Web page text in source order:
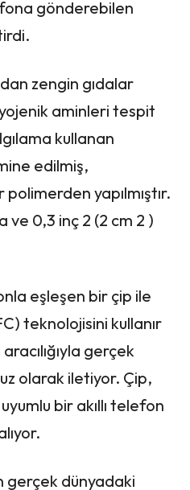
gönderebilen
zengin gıdalar
aminleri tespit
kullanan
edilmiş,
yapılmıştır.
ve 0,3 inç 2 (2 cm 2 )
eşleşen bir çip ile
teknolojisini kullanır
gerçek
olarak iletiyor. Çip,
bir akıllı telefon
gerçek dünyadaki